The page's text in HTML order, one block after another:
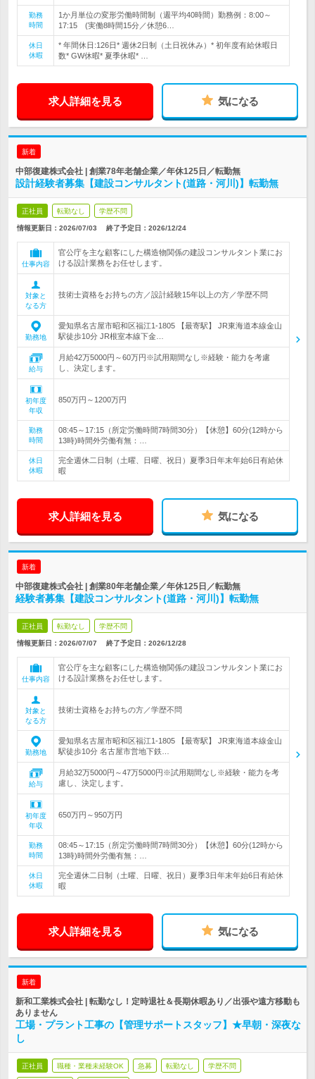
勤務
時間
1か月単位の変形労働時間制（週平均40時間）勤務例：8:00～
17:15 (実働8時間15分／休憩6…
休日
休暇
* 年間休日:126日* 週休2日制（土日祝休み）* 初年度有給休暇日
数* GW休暇* 夏季休暇* …
求人詳細を見る 気になる
新着
中部復建株式会社 | 創業78年老舗企業／年休125日／転勤無
設計経験者募集【建設コンサルタント(道路・河川)】転勤無
正社員 転勤なし 学歴不問
情報更新日：2026/07/03 終了予定日： 2026/12/24
仕事内容
官公庁を主な顧客にした構造物関係の建設コンサルタント業にお
ける設計業務をお任せします。
対象と
なる方
技術士資格をお持ちの方／設計経験15年以上の方／学歴不問
勤務地
愛知県名古屋市昭和区福江1-1805 【最寄駅】 JR東海道本線金山
駅徒歩10分 JR根室本線下金…
給与
月給42万5000円～60万円※試用期間なし※経験・能力を考慮
し、決定します。
初年度
年収
850万円～1200万円
勤務
時間
08:45～17:15（所定労働時間7時間30分）【休憩】60分(12時から
13時)時間外労働有無：…
休日
休暇
完全週休二日制（土曜、日曜、祝日）夏季3日年末年始6日有給休
暇
求人詳細を見る 気になる
新着
中部復建株式会社 | 創業80年老舗企業／年休125日／転勤無
経験者募集【建設コンサルタント(道路・河川)】転勤無
正社員 転勤なし 学歴不問
情報更新日：2026/07/07 終了予定日： 2026/12/28
仕事内容
官公庁を主な顧客にした構造物関係の建設コンサルタント業にお
ける設計業務をお任せします。
対象と
なる方
技術士資格をお持ちの方／学歴不問
勤務地
愛知県名古屋市昭和区福江1-1805 【最寄駅】 JR東海道本線金山
駅徒歩10分 名古屋市営地下鉄…
給与
月給32万5000円～47万5000円※試用期間なし※経験・能力を考
慮し、決定します。
初年度
年収
650万円～950万円
勤務
時間
08:45～17:15（所定労働時間7時間30分）【休憩】60分(12時から
13時)時間外労働有無：…
休日
休暇
完全週休二日制（土曜、日曜、祝日）夏季3日年末年始6日有給休
暇
求人詳細を見る 気になる
新着
新和工業株式会社 | 転勤なし！定時退社＆長期休暇あり／出張や遠方移動も
ありません
工場・プラント工事の【管理サポートスタッフ】★早朝・深夜な
し
正社員 職種・業種未経験OK 急募 転勤なし 学歴不問